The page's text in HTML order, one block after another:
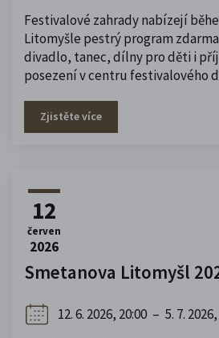
Festivalové zahrady nabízejí
Litomyšle pestrý program
divadlo, tanec, dílny pro děti i
posezení v centru festivalového
Zjistěte více
12
červen
2026
Smetanova Litomyšl
12. 6. 2026, 20:00 – 5. 7.